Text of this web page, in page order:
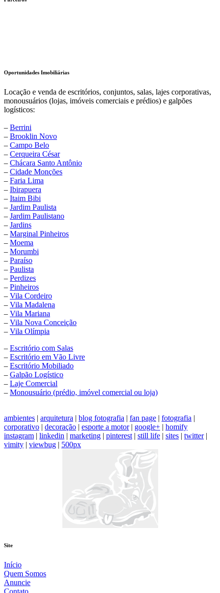
Oportunidades Imobiliárias
Locação e venda de escritórios, conjuntos, salas, lajes corporativas,
monousuários (lojas, imóveis comerciais e prédios) e galpões
logísticos:
– Berrini
– Brooklin Novo
– Campo Belo
– Cerqueira César
– Chácara Santo Antônio
– Cidade Monções
– Faria Lima
– Ibirapuera
– Itaim Bibi
– Jardim Paulista
– Jardim Paulistano
– Jardins
– Marginal Pinheiros
– Moema
– Morumbi
– Paraíso
– Paulista
– Perdizes
– Pinheiros
– Vila Cordeiro
– Vila Madalena
– Vila Mariana
– Vila Nova Conceição
– Vila Olímpia
– Escritório com Salas
– Escritório em Vão Livre
– Escritório Mobiliado
– Galpão Logístico
– Laje Comercial
– Monousuário (prédio, imóvel comercial ou loja)
ambientes | arquitetura | blog fotografia | fan page | fotografia |
corporativo | decoração | esporte a motor| google+ | homify
instagram | linkedin | marketing | pinterest | still life | sites | twitter|
vimity | viewbug | 500px
Site
Início
Quem Somos
Anuncie
Contato